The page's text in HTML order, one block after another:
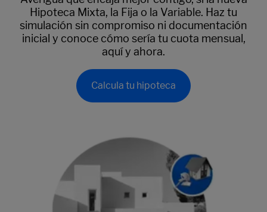
Hipoteca Mixta, la Fija o la Variable. Haz tu
simulación sin compromiso ni documentación
inicial y conoce cómo sería tu cuota mensual,
aquí y ahora.
Calcula tu hipoteca